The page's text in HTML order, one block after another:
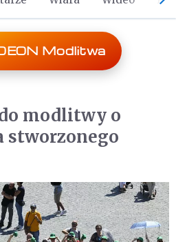
Modlitwa
modlitwy o
stworzonego